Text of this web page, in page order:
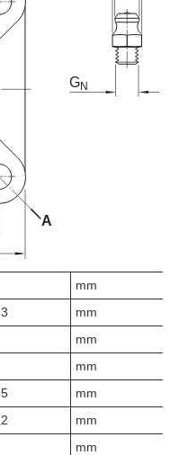
mm
mm
mm
mm
mm
mm
mm